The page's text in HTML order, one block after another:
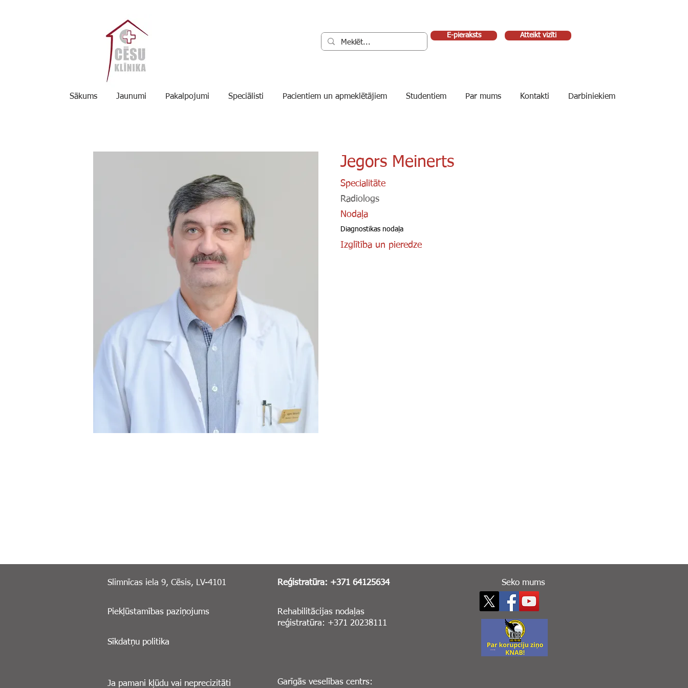
E-pieraksts Atteikt vizīti
Sākums Jaunumi Pakalpojumi Speciālisti Pacientiem un apmeklētājiem Studentiem Par mums Kontakti Darbiniekiem
Jegors Meinerts
Specialitāte
Radiologs
Nodaļa
Diagnostikas nodaļa
Izglītība un pieredze
Slimnīcas iela 9, Cēsis, LV-4101 Reģistratūra: +371 64125634
Piekļūstamības paziņojums
Sīkdatņu politika
Rehabilitācijas nodaļas
reģistratūra: +371 20238111
Ja pamani kļūdu vai neprecizitāti Garīgās veselības centrs:
Seko mums